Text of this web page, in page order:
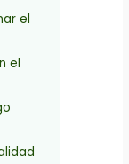
el
el